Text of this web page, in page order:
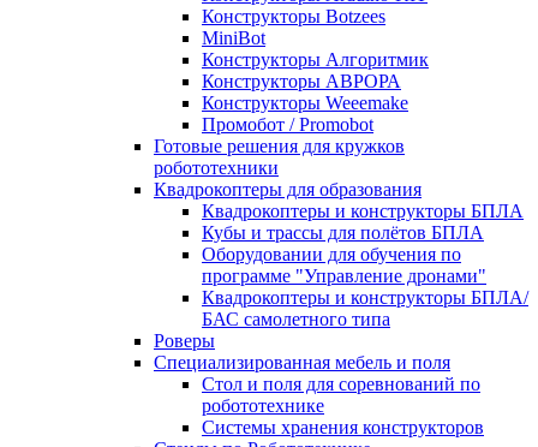
Конструкторы Botzees
MiniBot
Конструкторы Алгоритмик
Конструкторы АВРОРА
Конструкторы Weeemake
Промобот / Promobot
Готовые решения для кружков
робототехники
Квадрокоптеры для образования
Квадрокоптеры и конструкторы БПЛА
Кубы и трассы для полётов БПЛА
Оборудовании для обучения по
программе "Управление дронами"
Квадрокоптеры и конструкторы БПЛА/
БАС самолетного типа
Роверы
Специализированная мебель и поля
Стол и поля для соревнований по
робототехнике
Системы хранения конструкторов